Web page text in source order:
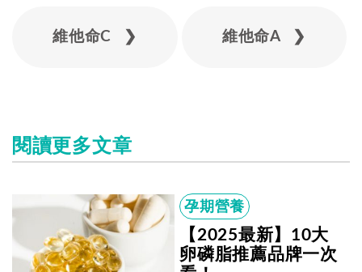
維他命C ❯ 維他命A ❯
閱讀更多文章
孕期營養
【2025最新】10大
卵磷脂推薦品牌一次